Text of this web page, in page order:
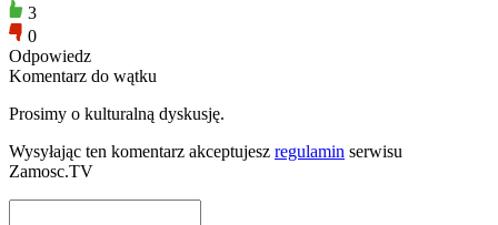
3
0
Odpowiedz
Komentarz do wątku
Prosimy o kulturalną dyskusję.
Wysyłając ten komentarz akceptujesz regulamin serwisu
Zamosc.TV